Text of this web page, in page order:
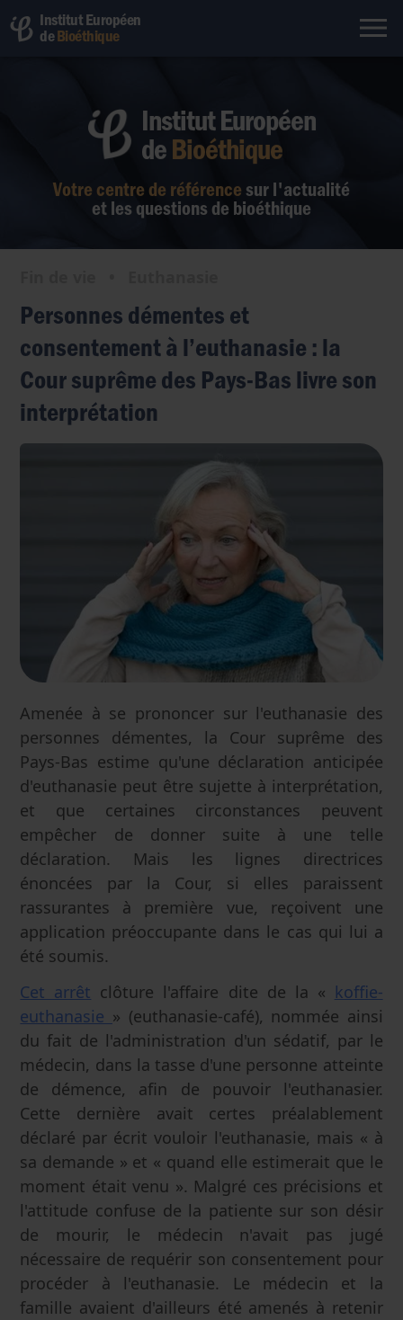
Institut Européen
deBioéthique
Votre centre de référence sur l'actualité
et les questions de bioéthique
Institut Européen
deBioéthique
Personnes démentes et
consentement à l’euthanasie : la
Cour suprême des Pays-Bas livre son
interprétation
Amenée à se prononcer sur l'euthanasie des
personnes démentes, la Cour suprême des
Pays-Bas estime qu'une déclaration anticipée
d'euthanasie peut être sujette à interprétation,
et que certaines circonstances peuvent
empêcher de donner suite à une telle
déclaration. Mais les lignes directrices
énoncées par la Cour, si elles paraissent
rassurantes à première vue, reçoivent une
application préoccupante dans le cas qui lui a
été soumis.
Cet arrêt clôture l'affaire dite de la « koffie-
euthanasie » (euthanasie-café), nommée ainsi
du fait de l'administration d'un sédatif, par le
médecin, dans la tasse d'une personne atteinte
de démence, afin de pouvoir l'euthanasier.
Cette dernière avait certes préalablement
déclaré par écrit vouloir l'euthanasie, mais « à
sa demande » et « quand elle estimerait que le
moment était venu ». Malgré ces précisions et
l'attitude confuse de la patiente sur son désir
de mourir, le médecin n'avait pas jugé
nécessaire de requérir son consentement pour
procéder à l'euthanasie. Le médecin et la
famille avaient d'ailleurs été amenés à retenir